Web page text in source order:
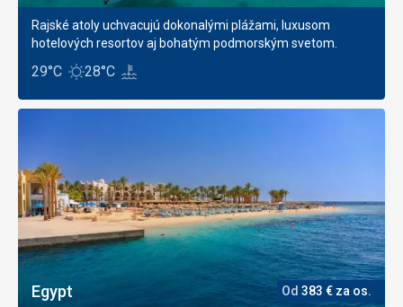
Rajské atoly uchvacujú dokonalými plážami, luxusom
hotelových resortov aj bohatým podmorským svetom.
29°C 28°C
Egypt Od 383 € za os.